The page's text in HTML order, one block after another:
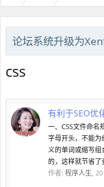
论坛系统升级为
css
有利于SEO优
一、CSS文件命名
字母开头，不能
义的单词或缩写
的，这样就节省
作者: 程序人生,